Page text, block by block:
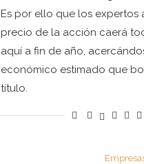
Es por ello que los expertos
precio de la acción caerá
aquí a fin de año,
económico estimado que
título.